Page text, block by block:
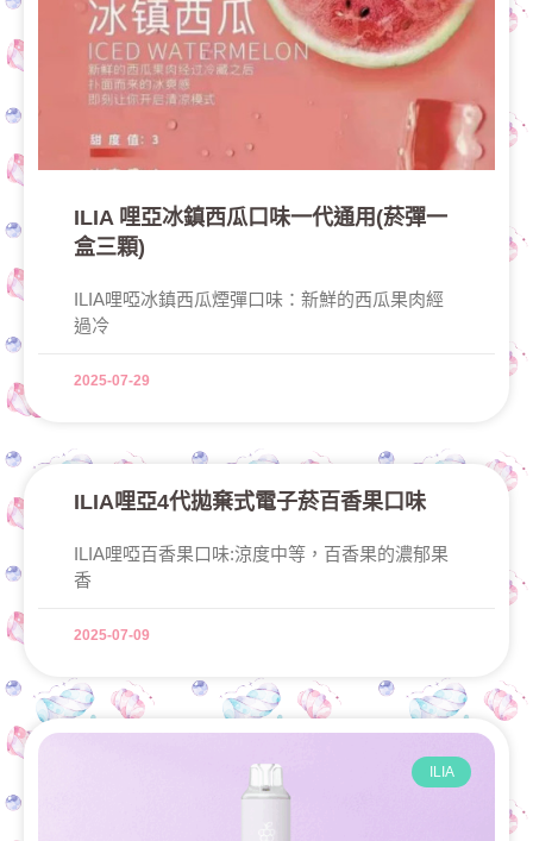
ILIA 哩亞冰鎮西瓜口味一代通用(菸彈一
盒三顆)
ILIA哩啞冰鎮西瓜煙彈口味：新鮮的西瓜果肉經
過冷
2025-07-29
ILIA哩亞4代拋棄式電子菸百香果口味
ILIA哩啞百香果口味:涼度中等，百香果的濃郁果
香
2025-07-09
ILIA